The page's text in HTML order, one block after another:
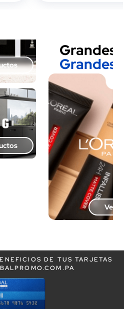
Grandes
Grandes
Ver
DE TUS TARJETAS